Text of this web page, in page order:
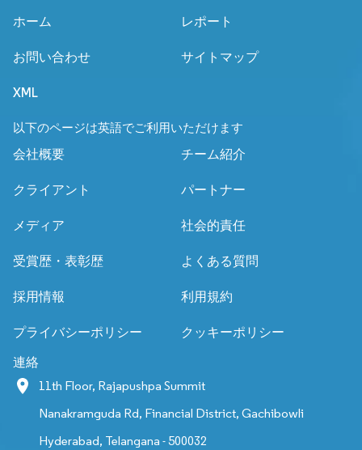
ホーム レポート
お問い合わせ サイトマップ
XML
以下のページは英語でご利用いただけます
会社概要
チーム紹介
クライアント パートナー
メディア 社会的責任
受賞歴・表彰歴 よくある質問
採用情報 利用規約
プライバシーポリシー クッキーポリシー
連絡
11th Floor, Rajapushpa Summit
Nanakramguda Rd, Financial District, Gachibowli
Hyderabad, Telangana - 500032